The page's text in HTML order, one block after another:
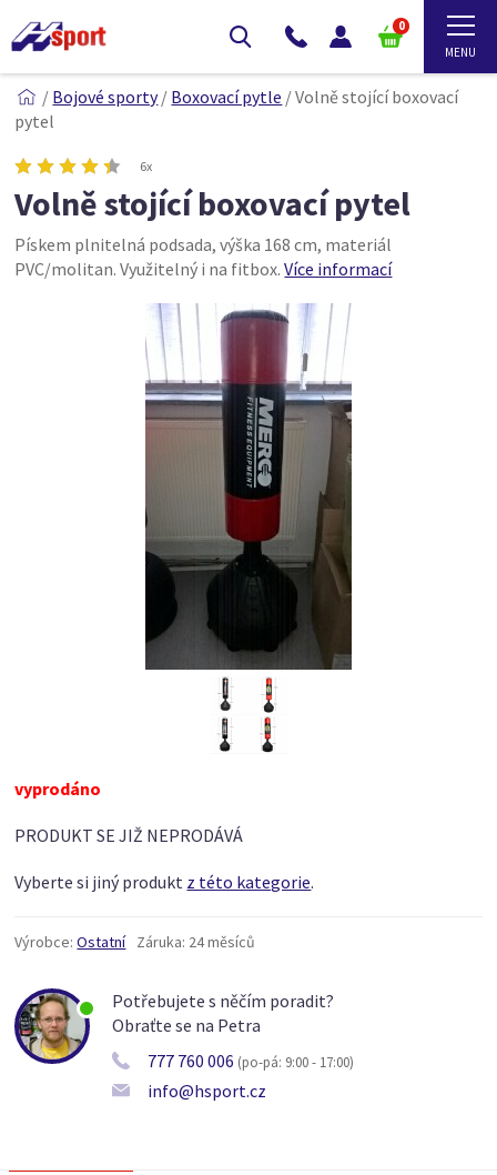
0
/ Bojové sporty/ Boxovací pytle /Volně stojící boxovací
pytel
6x
Volně stojící boxovací pytel
Pískem plnitelná podsada, výška 168 cm, materiál
PVC/molitan. Využitelný i na fitbox.Více informací
vyprodáno
PRODUKT SE JIŽ NEPRODÁVÁ
Vyberte si jiný produkt z této kategorie.
Výrobce: Ostatní Záruka: 24 měsíců
Potřebujete s něčím poradit?
Obraťte se na Petra
777 760 006 (po-pá: 9:00 - 17:00)
info@hsport.cz